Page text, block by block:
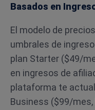
Basados en
El modelo de
umbrales de
plan Starter ($49/
en ingresos de
plataforma te
Business ($99/